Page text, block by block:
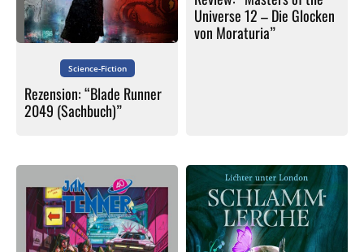
Science-Fiction
Rezension: “Blade Runner
2049 (Sachbuch)”
Universe 12 – Die Glocken
von Moraturia”